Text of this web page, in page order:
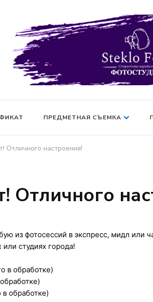
ПРЕДМЕТНАЯ СЪЕМКА
Отличного настроения!
Отличного
из фотосессий в экспресс, мидл или
студиях города!
в обработке)
обработке)